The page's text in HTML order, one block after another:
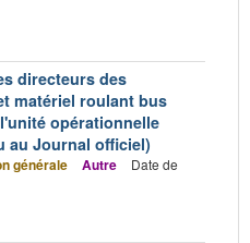
directeurs des
matériel roulant bus
opérationnelle
au Journal officiel)
générale Autre
Date de